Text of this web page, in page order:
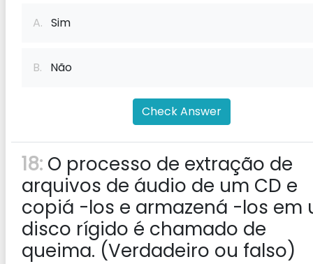
A. Sim
B. Não
Check Answer
18: O processo de extração de
arquivos de áudio de um CD e
copiá -los e armazená -los em
disco rígido é chamado de
queima. (Verdadeiro ou falso)